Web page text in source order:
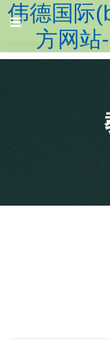
伟德国际
方网站